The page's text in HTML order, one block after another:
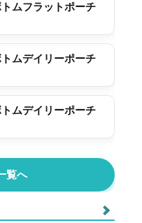
ムフラットポーチ
ムデイリーポーチ
ムデイリーポーチ
覧へ